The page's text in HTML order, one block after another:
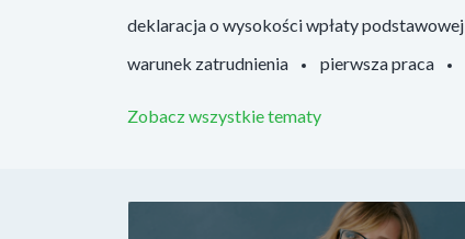
deklaracja o wysokości wpłaty podstawowej
warunek zatrudnienia
pierwsza praca
Zobacz wszystkie tematy